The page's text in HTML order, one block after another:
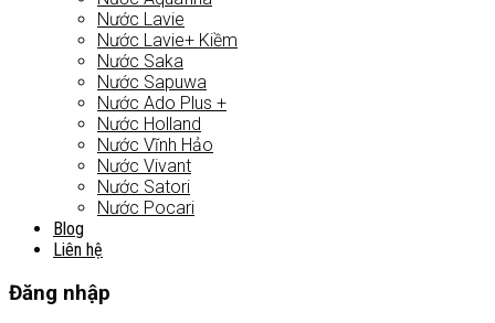
Nước Lavie
Nước Lavie+ Kiềm
Nước Saka
Nước Sapuwa
Nước Ado Plus +
Nước Holland
Nước Vĩnh Hảo
Nước Vivant
Nước Satori
Nước Pocari
Blog
Liên hệ
Đăng nhập